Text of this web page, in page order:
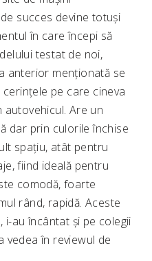
succes devine totuși
în care începi să
testat de noi,
anterior menționată se
pe care cineva
autovehicul. Are un
dar prin culorile închise
spațiu, atât pentru
fiind ideală pentru
comodă, foarte
rând, rapidă. Aceste
i-au încântat și pe colegii
vedea în reviewul de